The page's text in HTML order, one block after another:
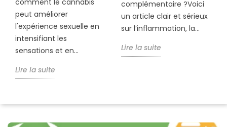
peut améliorer
l'expérience sexuelle en
intensifiant les
sensations et en...
Lire la suite
complémentaire ?Voici
un article clair et sérieux
sur l’inflammation, la...
Lire la suite